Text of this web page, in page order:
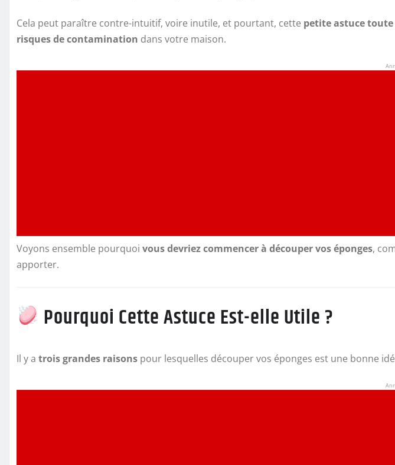
Cela peut paraître contre-intuitif, voire inutile, et pourtant, cette petite astuce
risques de contamination dans votre maison.
Voyons ensemble pourquoi vous devriez commencer à découper vos éponges,
apporter.
Pourquoi Cette Astuce Est-elle Utile ?
Il y a trois grandes raisons pour lesquelles découper vos éponges est une bonne